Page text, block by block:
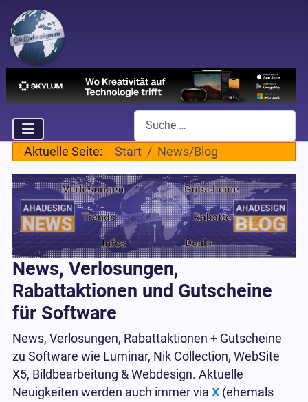
Suchen
Aktuelle Seite: Start News/Blog
News, Verlosungen,
Rabattaktionen und Gutscheine
für Software
News, Verlosungen, Rabattaktionen + Gutscheine
zu Software wie Luminar, Nik Collection, WebSite
X5, Bildbearbeitung & Webdesign. Aktuelle
Neuigkeiten werden auch immer via X(ehemals